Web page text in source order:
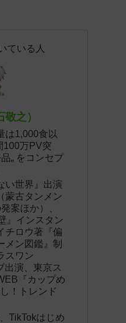
ている人
之）
は1,000食以
100万PV突
„ をコンセプ
い世界』出演
蒙古タンメン
案ほか）、
』インスタン
チロウ著『偏
メン図鑑』制
スワン
出演、東京ス
『カップめ
！トレンド
TikTokはじめ